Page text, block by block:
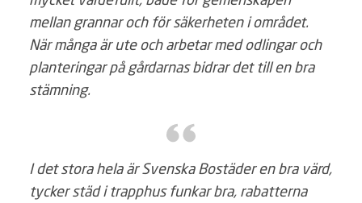
mellan grannar och för säkerheten i området.
När många är ute och arbetar med odlingar och
planteringar på gårdarnas bidrar det till en bra
stämning.
I det stora hela är Svenska Bostäder en bra värd,
tycker städ i trapphus funkar bra, rabatterna